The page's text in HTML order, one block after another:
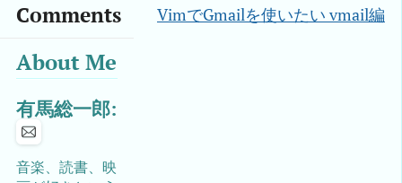
VimでGmailを使いたい vmail編
Comments
About Me
有馬総一郎:
音楽、読書、映